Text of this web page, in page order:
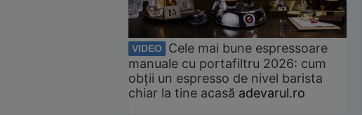
VIDEO
Cele mai bune espressoare
manuale cu portafiltru 2026: cum
obții un espresso de nivel barista
chiar la tine acasă adevarul.ro